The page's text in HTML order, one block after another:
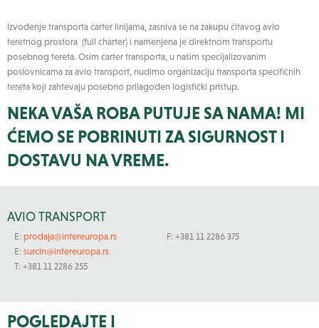
Izvođenje transporta čarter linijama, zasniva se na zakupu čitavog avio
teretnog prostora (full charter) i namenjena je direktnom transportu
posebnog tereta. Osim čarter transporta, u našim specijalizovanim
poslovnicama za avio transport, nudimo organizaciju transporta specifičnih
tereta koji zahtevaju posebno prilagođen logistički pristup.
NEKA VAŠA ROBA PUTUJE SA NAMA! MI
ĆEMO SE POBRINUTI ZA SIGURNOST I
DOSTAVU NA VREME.
AVIO TRANSPORT
E: prodaja@intereuropa.rs
E: surcin@intereuropa.rs
T: +381 11 2286 255
F: +381 11 2286 375
POGLEDAJTE I